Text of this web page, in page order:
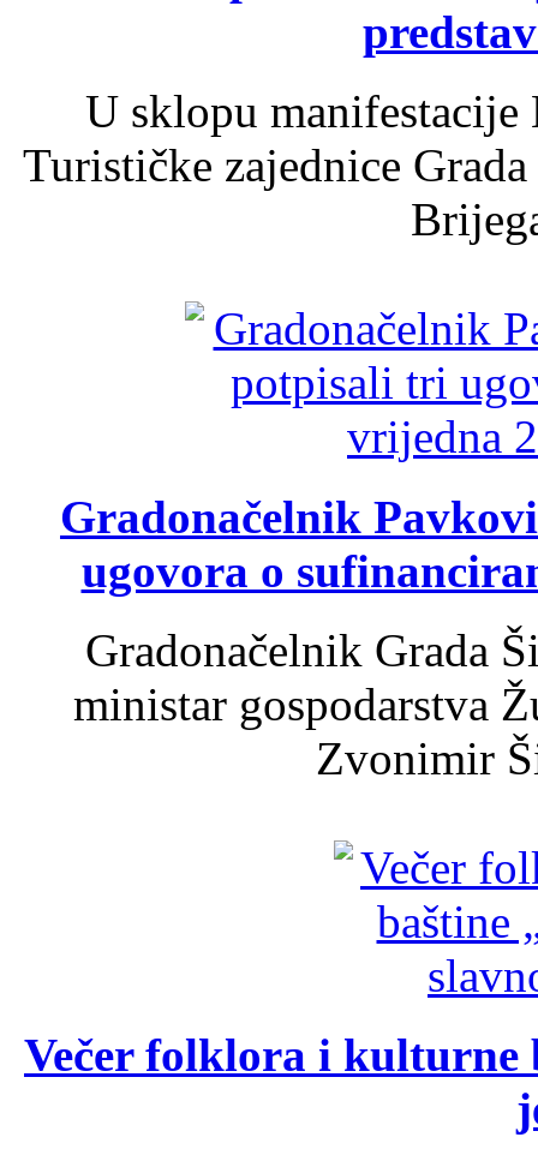
U sklopu
Turističke zajednice
Gradonačelnik
ugovora o
Gradonačelnik Grada
ministar gospodarstva
Zvonimir
Večer folklora i kulturne